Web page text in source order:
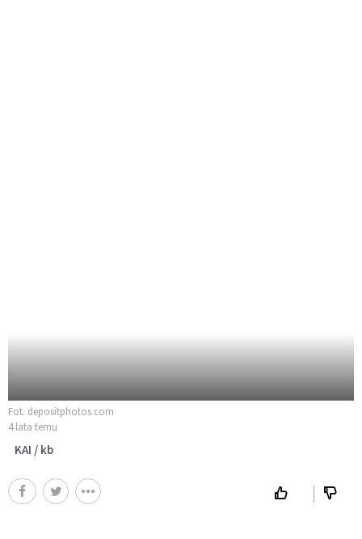
Fot. depositphotos.com
4 lata temu
KAI / kb